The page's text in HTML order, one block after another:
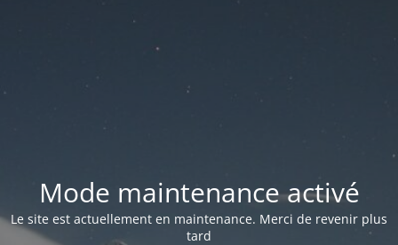
Mode maintenance activé
Le site est actuellement en maintenance. Merci de revenir plus
tard